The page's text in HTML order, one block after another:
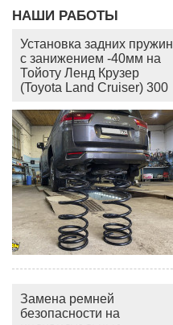
НАШИ РАБОТЫ
Установка задних пружин
с занижением -40мм на
Тойоту Ленд Крузер
(Toyota Land Cruiser) 300
Замена ремней
безопасности на